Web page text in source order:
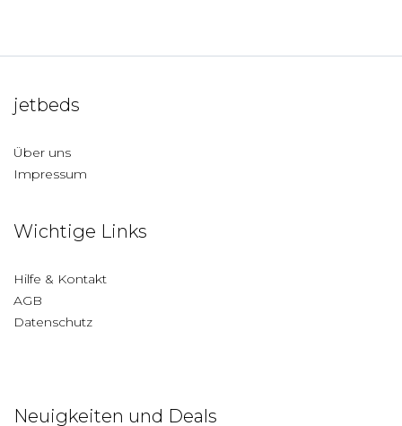
jetbeds
Über uns
Impressum
Wichtige Links
Hilfe & Kontakt
AGB
Datenschutz
Neuigkeiten und Deals